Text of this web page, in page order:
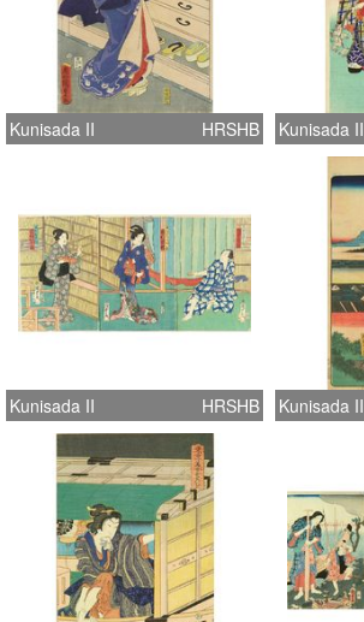
Kunisada II HRSHB Kunisada II
Kunisada II HRSHB Kunisada II